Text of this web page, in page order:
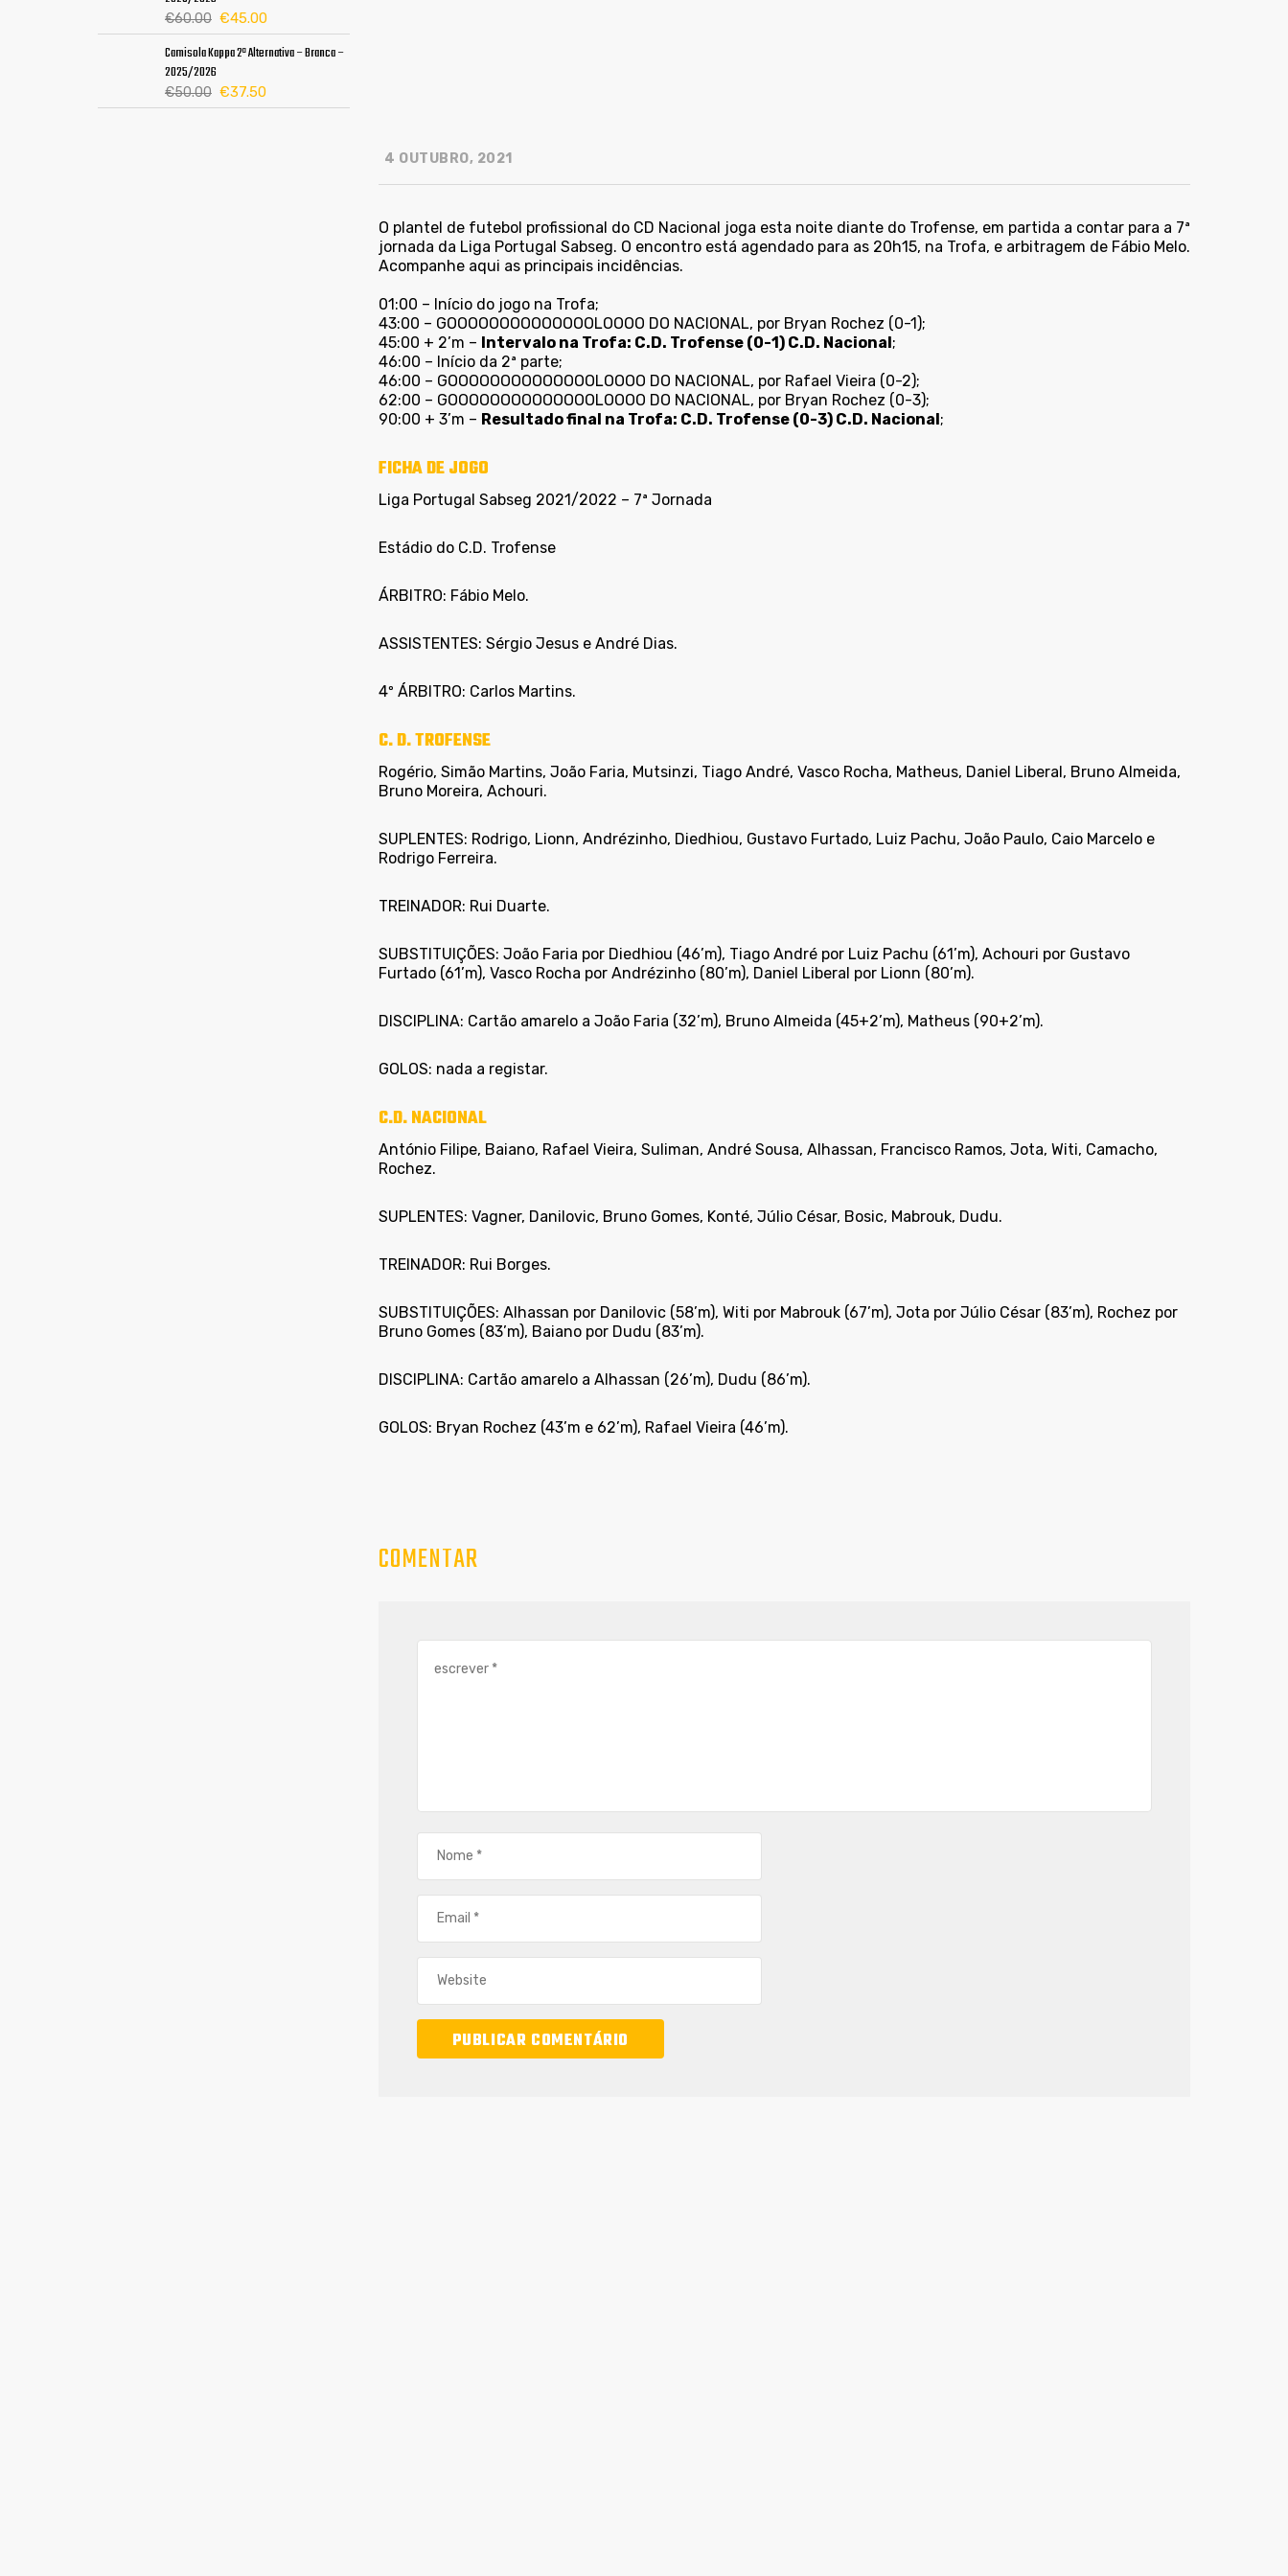
4 OUTUBRO, 2021
O plantel de futebol profissional do CD Nacional joga esta noite diante do Trofense, em partida a contar para a 7ª
jornada da Liga Portugal Sabseg. O encontro está agendado para as 20h15, na Trofa, e arbitragem de Fábio Melo.
Acompanhe aqui as principais incidências.
01:00 – Início do jogo na Trofa;
43:00 – GOOOOOOOOOOOOOOLOOOO DO NACIONAL, por Bryan Rochez (0-1);
45:00 + 2’m – Intervalo na Trofa: C.D. Trofense (0-1) C.D. Nacional;
46:00 – Início da 2ª parte;
46:00 – GOOOOOOOOOOOOOOLOOOO DO NACIONAL, por Rafael Vieira (0-2);
62:00 – GOOOOOOOOOOOOOOLOOOO DO NACIONAL, por Bryan Rochez (0-3);
90:00 + 3’m – Resultado final na Trofa: C.D. Trofense (0-3) C.D. Nacional;
FICHA DE JOGO
Liga Portugal Sabseg 2021/2022 – 7ª Jornada
Estádio do C.D. Trofense
ÁRBITRO: Fábio Melo.
ASSISTENTES: Sérgio Jesus e André Dias.
4º ÁRBITRO: Carlos Martins.
C. D. TROFENSE
Rogério, Simão Martins, João Faria, Mutsinzi, Tiago André, Vasco Rocha, Matheus, Daniel Liberal, Bruno Almeida,
Bruno Moreira, Achouri.
SUPLENTES: Rodrigo, Lionn, Andrézinho, Diedhiou, Gustavo Furtado, Luiz Pachu, João Paulo, Caio Marcelo e
Rodrigo Ferreira.
TREINADOR: Rui Duarte.
SUBSTITUIÇÕES: João Faria por Diedhiou (46’m), Tiago André por Luiz Pachu (61’m), Achouri por Gustavo
Furtado (61’m), Vasco Rocha por Andrézinho (80’m), Daniel Liberal por Lionn (80’m).
DISCIPLINA: Cartão amarelo a João Faria (32’m), Bruno Almeida (45+2’m), Matheus (90+2’m).
GOLOS: nada a registar.
C.D. NACIONAL
António Filipe, Baiano, Rafael Vieira, Suliman, André Sousa, Alhassan, Francisco Ramos, Jota, Witi, Camacho,
Rochez.
SUPLENTES: Vagner, Danilovic, Bruno Gomes, Konté, Júlio César, Bosic, Mabrouk, Dudu.
TREINADOR: Rui Borges.
SUBSTITUIÇÕES: Alhassan por Danilovic (58’m), Witi por Mabrouk (67’m), Jota por Júlio César (83’m), Rochez por
Bruno Gomes (83’m), Baiano por Dudu (83’m).
DISCIPLINA: Cartão amarelo a Alhassan (26’m), Dudu (86’m).
GOLOS: Bryan Rochez (43’m e 62’m), Rafael Vieira (46’m).
COMENTAR
€60.00.€45.00.
€60.00 O
preço
original
era:
€60.00.
€45.00O
preço
atual
Camisola Kappa 2ª Alternativa – Branca –
2025/2026
€50.00 O
preço
€37.50O
preço